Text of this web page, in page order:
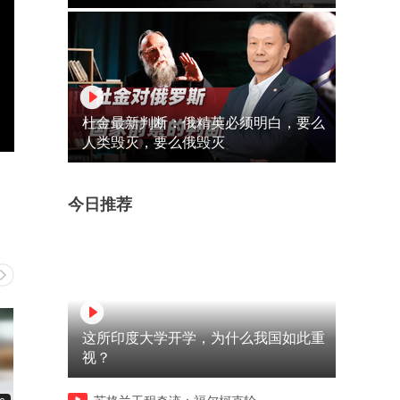
杜金最新判断：俄精英必须明白，要么
人类毁灭，要么俄毁灭
今日推荐
这所印度大学开学，为什么我国如此重
视？